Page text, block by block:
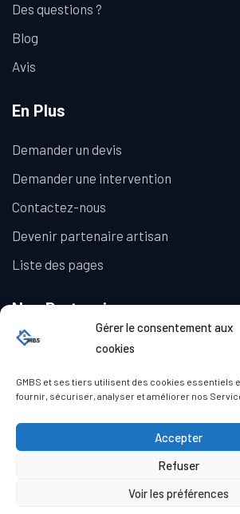
Gérer le consentement aux
cookies
GMBS et ses tiers utilisent des cookies essentiels
fournir, sécuriser, analyser et améliorer nos
Accepter
Refuser
Voir les préférences
Des questions ?
Blog
Avis
En Plus
Demander un devis
Demander une intervention
Contactez-nous
Devenir partenaire artisan
Liste des pages
Nos Partenaires
La Galerie Immobilière
© Copyright GMBS 2023. Tous
Politique de